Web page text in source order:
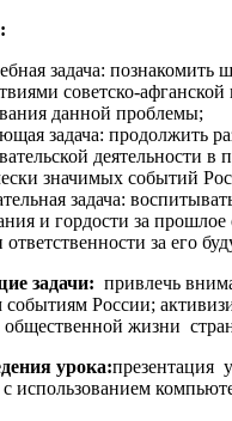
задача: познакомить
советско-
данной проблемы;
задача: продолжить
деятельности в
значимых событий
задача:
и гордости за прошлое
за его
задачи: привлечь
России;
общественной жизни
урока:презентация
с использованием